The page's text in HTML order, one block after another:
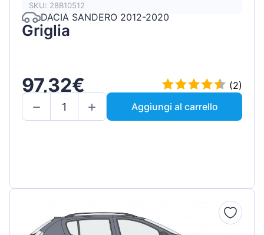
SKU: 28B10512
DACIA SANDERO 2012-2020
Griglia
97,32€
(2)
Aggiungi al carrello